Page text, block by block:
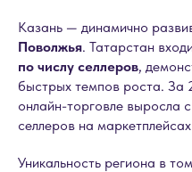
Казань — динамично
Поволжья. Татарстан
по числу селлеров,
быстрых темпов роста. За
онлайн-торговле выросла
селлеров на
Уникальность региона в